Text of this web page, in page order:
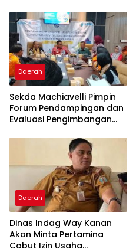
Kanan
Daerah
Sekda Machiavelli Pimpin
Forum Pendampingan dan
Evaluasi Pengimbangan
Daerah
Dinas Indag Way Kanan
Akan Minta Pertamina
Cabut Izin Usaha